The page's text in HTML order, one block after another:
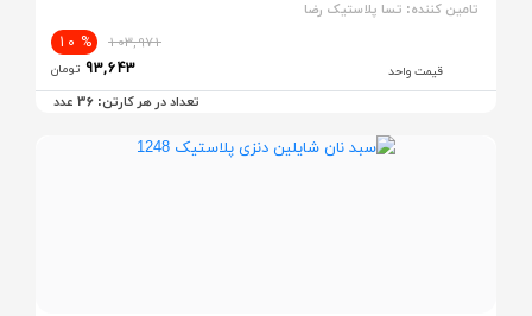
تامین کننده: تسا پلاستیک رضا
قیمت واحد
103,971
% 10
93,643 تومان
تعداد در هر کارتن: 36 عدد